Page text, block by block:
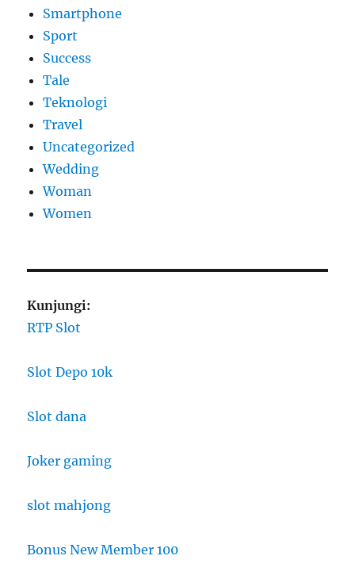
Smartphone
Sport
Success
Tale
Teknologi
Travel
Uncategorized
Wedding
Woman
Women
Kunjungi:
RTP Slot
Slot Depo 10k
Slot dana
Joker gaming
slot mahjong
Bonus New Member 100